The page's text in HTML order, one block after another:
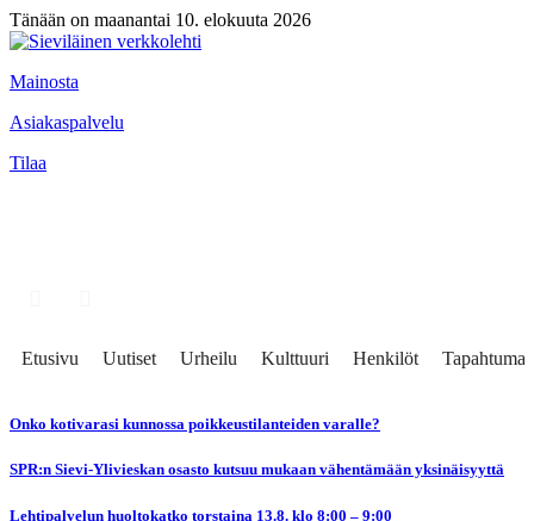
Tänään on maanantai 10. elokuuta 2026
Mainosta
Asiakaspalvelu
Tilaa
Etusivu Uutiset Urheilu Kulttuuri Henkilöt Tapahtumat
Onko kotivarasi kunnossa poikkeustilanteiden varalle?
SPR:n Sievi-Ylivieskan osasto kutsuu mukaan vähentämään yksinäisyyttä
Lehtipalvelun huoltokatko torstaina 13.8. klo 8:00 – 9:00